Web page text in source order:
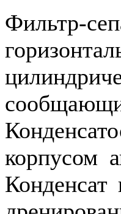
Фильтр-
корпусом
Конденсат